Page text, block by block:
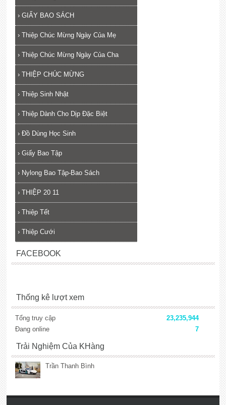
› GIẤY BAO SÁCH
› Thiệp Chúc Mừng Ngày Của Mẹ
› Thiệp Chúc Mừng Ngày Của Cha
› THIỆP CHÚC MỪNG
› Thiệp Sinh Nhật
› Thiệp Dành Cho Dịp Đặc Biệt
› Đồ Dùng Học Sinh
› Giấy Bao Tập
› Nylong Bao Tập-Bao Sách
› THIỆP 20 11
› Thiệp Tết
› Thiệp Cưới
FACEBOOK
Thống kê lượt xem
Tổng truy cập
23,235,944
Đang online
7
Trải Nghiệm Của KHàng
Trần Thanh Bình